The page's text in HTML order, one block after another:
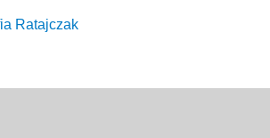
Ratajczak